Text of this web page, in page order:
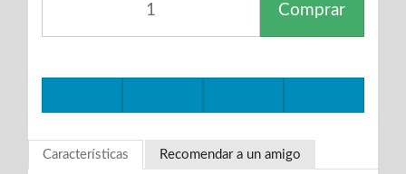
Comprar
Características Recomendar a un amigo